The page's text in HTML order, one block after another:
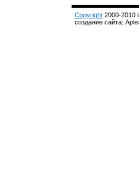
Copyright 2000-2010
создание сайта: